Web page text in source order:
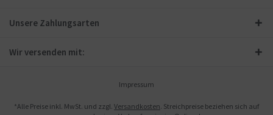
Unsere Zahlungsarten
Wir versenden mit:
Impressum
*Alle Preise inkl. MwSt. und zzgl. Versandkosten. Streichpreise beziehen sich auf